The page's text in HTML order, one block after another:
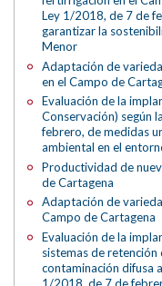
Ley 1/2018, de 7 de
garantizar la
Menor
Adaptación de
en el Campo de
Evaluación de la
Conservación) según
febrero, de medidas
ambiental en el
Productividad de
de Cartagena
Adaptación de
Campo de Cartagena
Evaluación de la
sistemas de
contaminación difusa